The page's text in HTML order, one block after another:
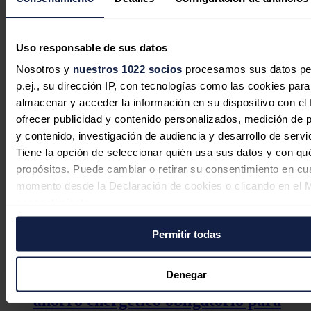
Uso responsable de sus datos
Nosotros y nuestros 1022 socios procesamos sus datos
p.ej., su dirección IP, con tecnologías como las cookies para
almacenar y acceder la información en su dispositivo con el
ofrecer publicidad y contenido personalizados, medición de
y contenido, investigación de audiencia y desarrollo de
Tiene la opción de seleccionar quién usa sus datos y con
propósitos. Puede cambiar o retirar su consentimiento en
momento desde la Declaración de cookies o clicando en el
Si lo permite, también quisiéramos:
Recopilar información sobre su ubicación geográfica
puede tener una precisión de varios metros
Identificar su dispositivo analizándolo activamente
características específicas (huellas digitales)
Permitir todas
Denegar
ocasiones, considera que las empresas deberían incrementar los
controles a los agentes de venta.
La CNMC fija en 38,7 millones costes
de reposición por el apagón y los
repartirá en la factura durante un
año
El Gobierno cambia las reglas del
ahorro energético obligatorio para